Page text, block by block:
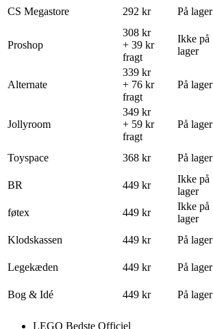
CS Megastore 292 kr På lager
Proshop
308 kr
+ 39 kr
fragt
Ikke på
lager
Alternate
339 kr
+ 76 kr
fragt
På lager
Jollyroom
349 kr
+ 59 kr
fragt
På lager
Toyspace 368 kr På lager
BR 449 kr
Ikke på
lager
føtex 449 kr
Ikke på
lager
Klodskassen 449 kr På lager
Legekæden 449 kr På lager
Bog & Idé 449 kr På lager
LEGO Bedste Officiel